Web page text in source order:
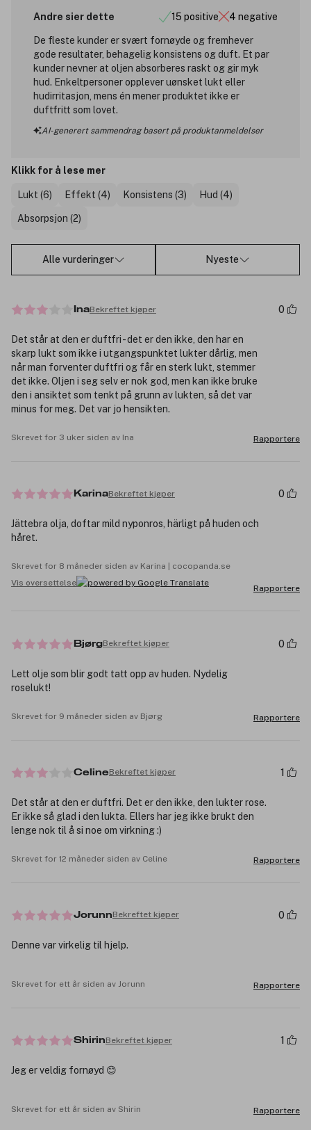
Andre sier dette 15 positive 4 negative
De fleste kunder er svært fornøyde og fremhever
gode resultater, behagelig konsistens og duft. Et par
kunder nevner at oljen absorberes raskt og gir myk
hud. Enkeltpersoner opplever uønsket lukt eller
hudirritasjon, mens én mener produktet ikke er
duftfritt som lovet.
AI-generert sammendrag basert på produktanmeldelser
Klikk for å lese mer
Lukt (6) Effekt (4) Konsistens (3) Hud (4)
Absorpsjon (2)
Alle vurderinger Nyeste
InaBekreftet kjøper 0
Det står at den er duftfri - det er den ikke, den har en
skarp lukt som ikke i utgangspunktet lukter dårlig, men
når man forventer duftfri og får en sterk lukt, stemmer
det ikke. Oljen i seg selv er nok god, men kan ikke bruke
den i ansiktet som tenkt på grunn av lukten, så det var
minus for meg. Det var jo hensikten.
Skrevet for 3 uker siden av Ina Rapportere
KarinaBekreftet kjøper 0
Jättebra olja, doftar mild nyponros, härligt på huden och
håret.
Skrevet for 8 måneder siden av Karina | cocopanda.se
Vis oversettelse
Rapportere
BjørgBekreftet kjøper 0
Lett olje som blir godt tatt opp av huden. Nydelig
roselukt!
Skrevet for 9 måneder siden av Bjørg Rapportere
CelineBekreftet kjøper 1
Det står at den er duftfri. Det er den ikke, den lukter rose.
Er ikke så glad i den lukta. Ellers har jeg ikke brukt den
lenge nok til å si noe om virkning :)
Skrevet for 12 måneder siden av Celine Rapportere
JorunnBekreftet kjøper 0
Denne var virkelig til hjelp.
Skrevet for ett år siden av Jorunn Rapportere
ShirinBekreftet kjøper 1
Jeg er veldig fornøyd 😊
Skrevet for ett år siden av Shirin Rapportere